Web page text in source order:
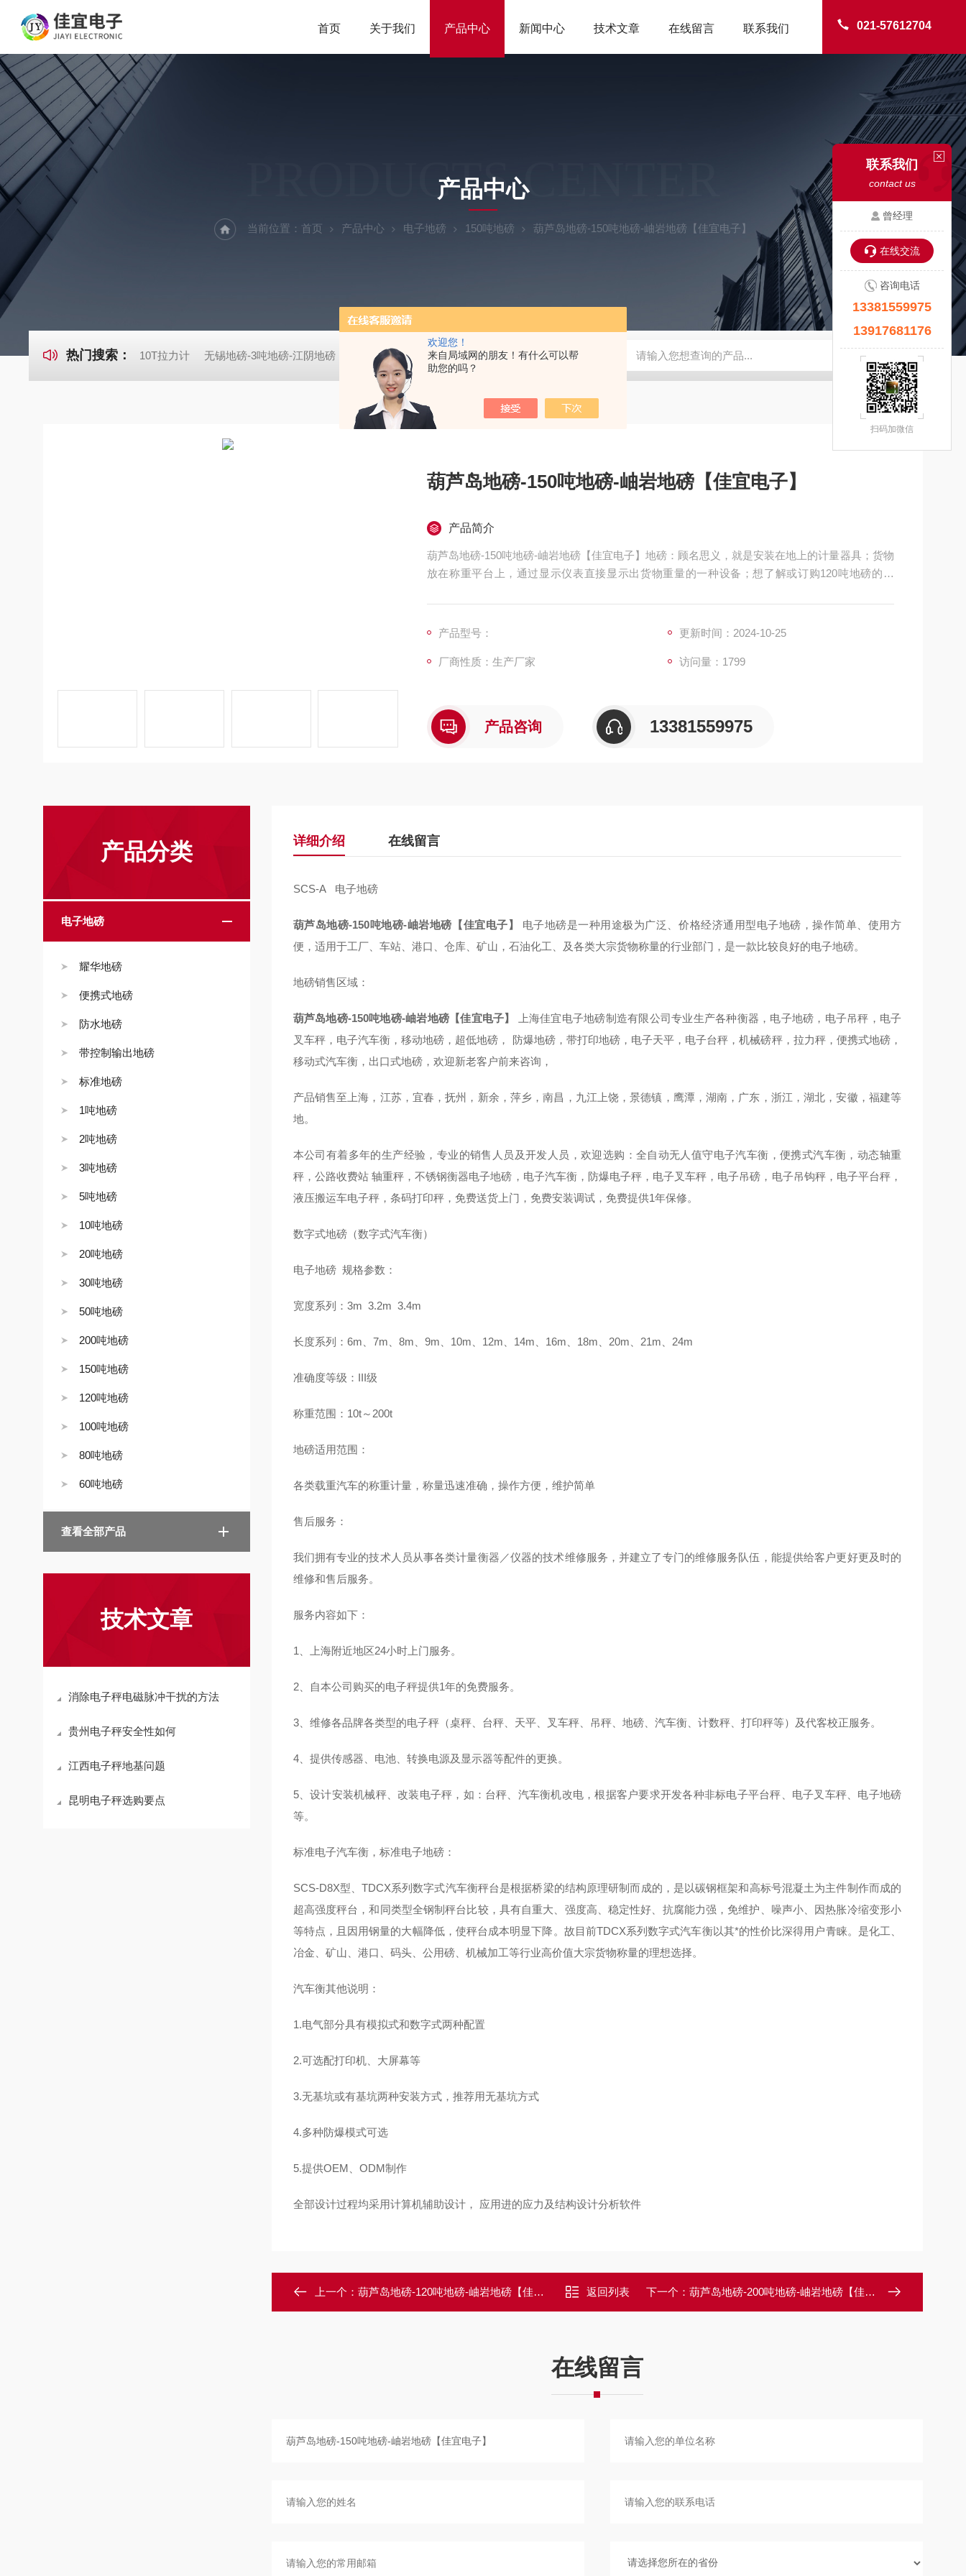
欢迎您！
来自局域网的朋友！有什么可以帮
助您的吗？
021-57612704
首页 关于我们 产品中心 新闻中心 技术文章 在线留言 联系我们
PRODUCTS CENTER
产品中心
当前位置： 首页 产品中心 电子地磅 150吨地磅 葫芦岛地磅-150吨地磅-岫岩地磅【佳宜电子】
热门搜索： 10T拉力计 无锡地磅-3吨地磅-江阴地磅【佳宜电子】 80吨地磅常规尺寸|80吨地磅标准宽度-【上海佳宜】 钢瓶秤 云南电子秤厂家 钢瓶电子秤 无
葫芦岛地磅-150吨地磅-岫岩地磅【佳宜电子】
产品简介
葫芦岛地磅-150吨地磅-岫岩地磅【佳宜电子】地磅：顾名思义，就是安装在地上的计量器具；货物
放在称重平台上，通过显示仪表直接显示出货物重量的一种设备；想了解或订购120吨地磅的用
产品型号：
更新时间：2024-10-25
厂商性质：生产厂家 访问量：1799
产品咨询 13381559975
产品分类
电子地磅
耀华地磅
便携式地磅
防水地磅
带控制输出地磅
标准地磅
1吨地磅
2吨地磅
3吨地磅
5吨地磅
10吨地磅
20吨地磅
30吨地磅
50吨地磅
200吨地磅
150吨地磅
120吨地磅
100吨地磅
80吨地磅
60吨地磅
查看全部产品
技术文章
消除电子秤电磁脉冲干扰的方法
贵州电子秤安全性如何
江西电子秤地基问题
昆明电子秤选购要点
详细介绍 在线留言
SCS-A 电子地磅
葫芦岛地磅-150吨地磅-岫岩地磅【佳宜电子】 电子地磅是一种用途极为广泛、价格经济通用型电子地磅，操作简单、使用方
便，适用于工厂、车站、港口、仓库、矿山，石油化工、及各类大宗货物称量的行业部门，是一款比较良好的电子地磅。
地磅销售区域：
葫芦岛地磅-150吨地磅-岫岩地磅【佳宜电子】
上海佳宜电子地磅制造有限公司专业生产各种衡器，电子地磅，电子吊秤，电子
叉车秤，电子汽车衡，移动地磅，超低地磅， 防爆地磅，带打印地磅，电子天平，电子台秤，机械磅秤，拉力秤，便携式地磅，
移动式汽车衡，出口式地磅，欢迎新老客户前来咨询，
产品销售至上海，江苏，宜春，抚州，新余，萍乡，南昌，九江上饶，景德镇，鹰潭，湖南，广东，浙江，湖北，安徽，福建等
地。
本公司有着多年的生产经验，专业的销售人员及开发人员，欢迎选购：全自动无人值守电子汽车衡，便携式汽车衡，动态轴重
秤，公路收费站 轴重秤，不锈钢衡器电子地磅，电子汽车衡，防爆电子秤，电子叉车秤，电子吊磅，电子吊钩秤，电子平台秤，
液压搬运车电子秤，条码打印秤，免费送货上门，免费安装调试，免费提供1年保修。
数字式地磅（数字式汽车衡）
电子地磅 规格参数：
宽度系列：3m 3.2m 3.4m
长度系列：6m、7m、8m、9m、10m、12m、14m、16m、18m、20m、21m、24m
准确度等级：III级
称重范围：10t～200t
地磅适用范围：
各类载重汽车的称重计量，称量迅速准确，操作方便，维护简单
售后服务：
我们拥有专业的技术人员从事各类计量衡器／仪器的技术维修服务，并建立了专门的维修服务队伍，能提供给客户更好更及时的
维修和售后服务。
服务内容如下：
1、上海附近地区24小时上门服务。
2、自本公司购买的电子秤提供1年的免费服务。
3、维修各品牌各类型的电子秤（桌秤、台秤、天平、叉车秤、吊秤、地磅、汽车衡、计数秤、打印秤等）及代客校正服务。
4、提供传感器、电池、转换电源及显示器等配件的更换。
5、设计安装机械秤、改装电子秤，如：台秤、汽车衡机改电，根据客户要求开发各种非标电子平台秤、电子叉车秤、电子地磅
等。
标准电子汽车衡，标准电子地磅：
SCS-D8X型、TDCX系列数字式汽车衡秤台是根据桥梁的结构原理研制而成的，是以碳钢框架和高标号混凝土为主件制作而成的
超高强度秤台，和同类型全钢制秤台比较，具有自重大、强度高、稳定性好、抗腐能力强，免维护、噪声小、因热胀冷缩变形小
等特点，且因用钢量的大幅降低，使秤台成本明显下降。故目前TDCX系列数字式汽车衡以其*的性价比深得用户青睐。是化工、
冶金、矿山、港口、码头、公用磅、机械加工等行业高价值大宗货物称量的理想选择。
汽车衡其他说明：
1.电气部分具有模拟式和数字式两种配置
2.可选配打印机、大屏幕等
3.无基坑或有基坑两种安装方式，推荐用无基坑方式
4.多种防爆模式可选
5.提供OEM、ODM制作
全部设计过程均采用计算机辅助设计， 应用进的应力及结构设计分析软件
上一个： 葫芦岛地磅-120吨地磅-岫岩地磅【佳宜电子】 返回列表 下一个： 葫芦岛地磅-200吨地磅-岫岩地磅【佳宜电子】
在线留言
联系我们
contact us
曾经理
在线交流
咨询电话
13381559975
13917681176
扫码加微信